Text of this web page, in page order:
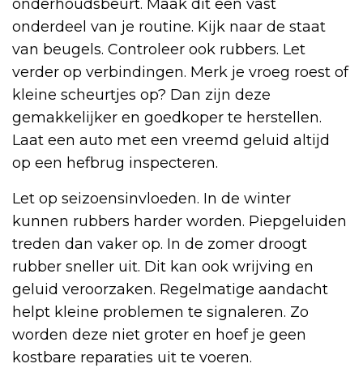
onderhoudsbeurt. Maak dit een vast
onderdeel van je routine. Kijk naar de staat
van beugels. Controleer ook rubbers. Let
verder op verbindingen. Merk je vroeg roest of
kleine scheurtjes op? Dan zijn deze
gemakkelijker en goedkoper te herstellen.
Laat een auto met een vreemd geluid altijd
op een hefbrug inspecteren.
Let op seizoensinvloeden. In de winter
kunnen rubbers harder worden. Piepgeluiden
treden dan vaker op. In de zomer droogt
rubber sneller uit. Dit kan ook wrijving en
geluid veroorzaken. Regelmatige aandacht
helpt kleine problemen te signaleren. Zo
worden deze niet groter en hoef je geen
kostbare reparaties uit te voeren.